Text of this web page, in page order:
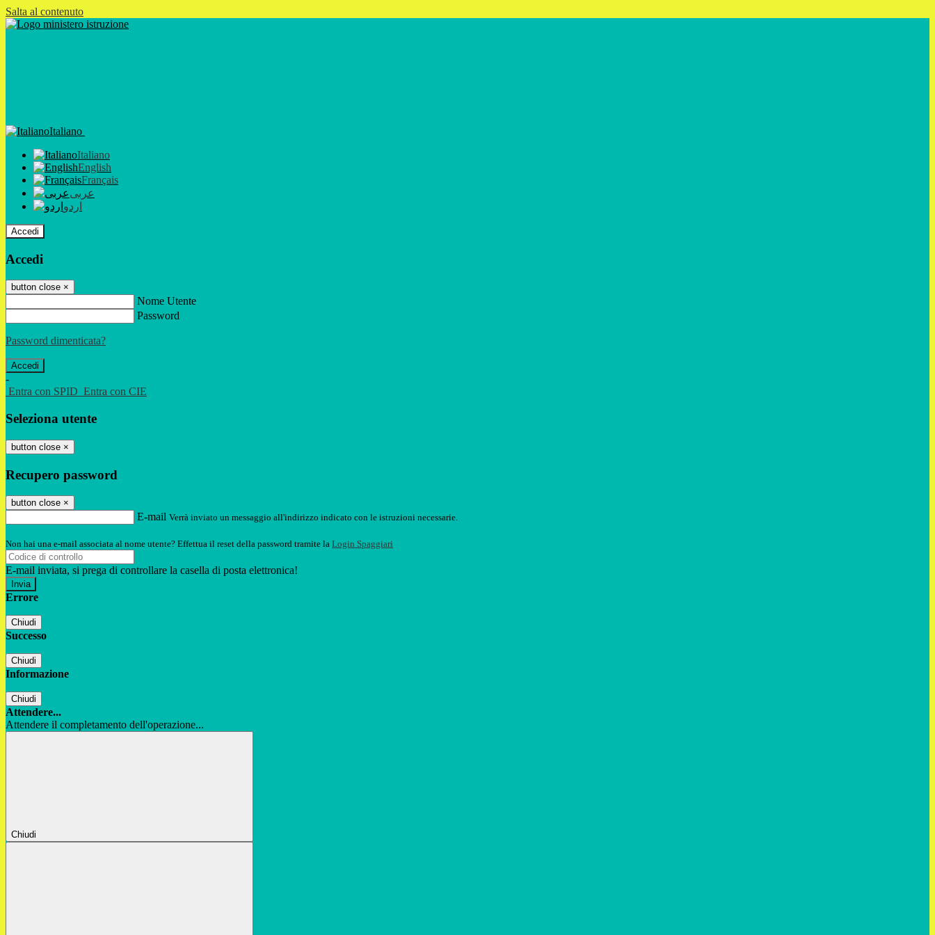
Salta al contenuto
Italiano
Italiano
English
Français
عربى
اردو
Accedi
Accedi
button close ×
Nome Utente
Password
Password dimenticata?
-
Entra con SPID Entra con CIE
Seleziona utente
button close ×
Recupero password
button close ×
E-mail Verrà inviato un messaggio all'indirizzo indicato con le istruzioni necessarie.
Non hai una e-mail associata al nome utente? Effettua il reset della password tramite la Login Spaggiari
E-mail inviata, si prega di controllare la casella di posta elettronica!
Errore
Chiudi
Successo
Chiudi
Informazione
Chiudi
Attendere...
Attendere il completamento dell'operazione...
Chiudi